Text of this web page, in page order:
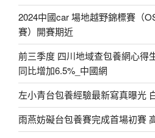
2024中國car 場地越野錦標賽（
賽）開賽期近
前三季度 四川地域查包養網心得
同比增加6.5%_中國網
左小青台包養經驗最新寫真曝光
雨燕妨礙台包養賽完成首場初賽